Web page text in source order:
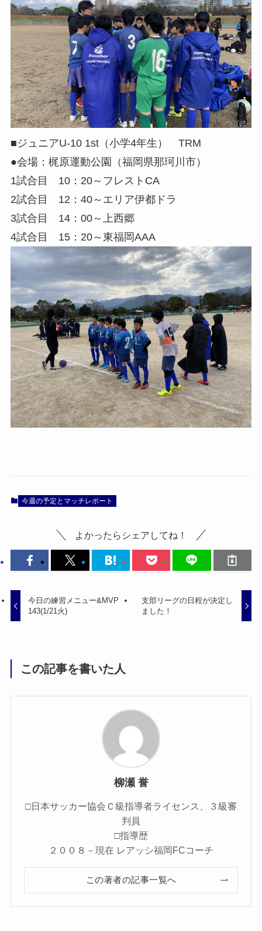
■ジュニアU-10 1st（小学4年生） TRM
●会場：梶原運動公園（福岡県那珂川市）
1試合目 10：20～フレストCA
2試合目 12：40～エリア伊都ドラ
3試合目 14：00～上西郷
4試合目 15：20～東福岡AAA
今週の予定とマッチレポート
よかったらシェアしてね！
今日の練習メニュー&MVP
143(1/21火)
支部リーグの日程が決定し
ました！
この記事を書いた人
柳瀬 誉
□日本サッカー協会Ｃ級指導者ライセンス、３級審
判員
□指導歴
２００８－現在 レアッシ福岡FCコーチ
この著者の記事一覧へ